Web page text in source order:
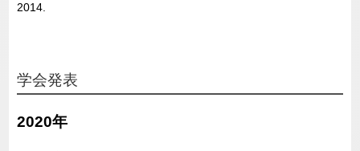
2014.
学会発表
2020年